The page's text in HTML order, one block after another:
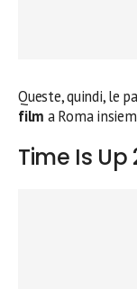
Queste, quindi, le
film a Roma
Time Is Up